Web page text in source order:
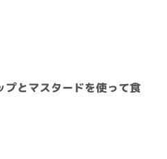
とマスタードを使って食